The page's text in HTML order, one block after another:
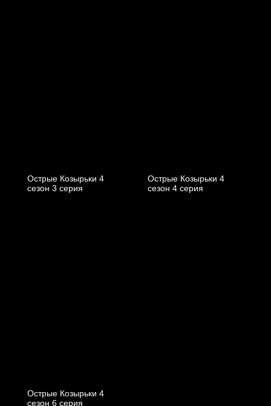
Острые Козырьки 4
cезон 3 cерия
Острые Козырьки 4
cезон 4 cерия
Острые Козырьки 4
cезон 6 cерия